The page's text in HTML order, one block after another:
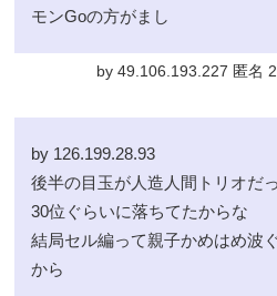
モンGoの方がまし
by 49.106.193.227 匿名
by 126.199.28.93
後半の目玉が人造人間トリオだ
30位ぐらいに落ちてたからな
結局セル編って親子かめはめ波
から